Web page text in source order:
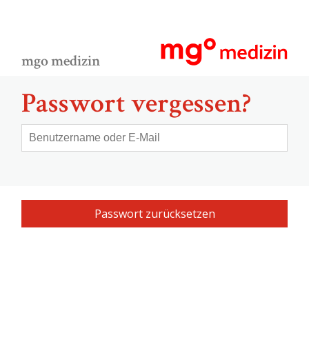
mgo medizin
Passwort vergessen?